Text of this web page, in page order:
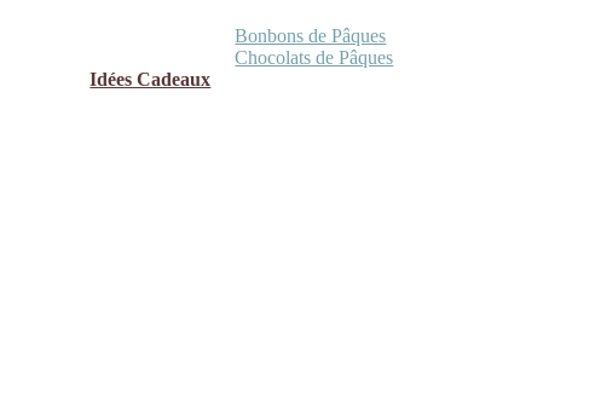
Bonbons de Pâques
Chocolats de Pâques
Idées Cadeaux